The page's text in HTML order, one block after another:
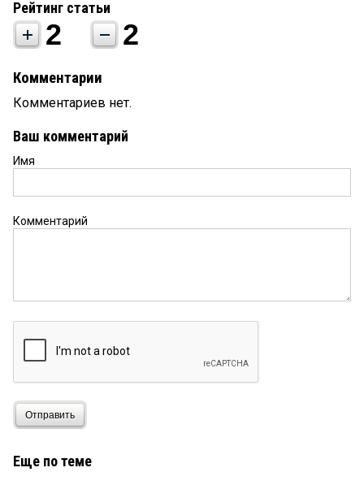
Рейтинг статьи
2 2
Комментарии
Комментариев нет.
Ваш комментарий
Имя
Комментарий
Отправить
Еще по теме